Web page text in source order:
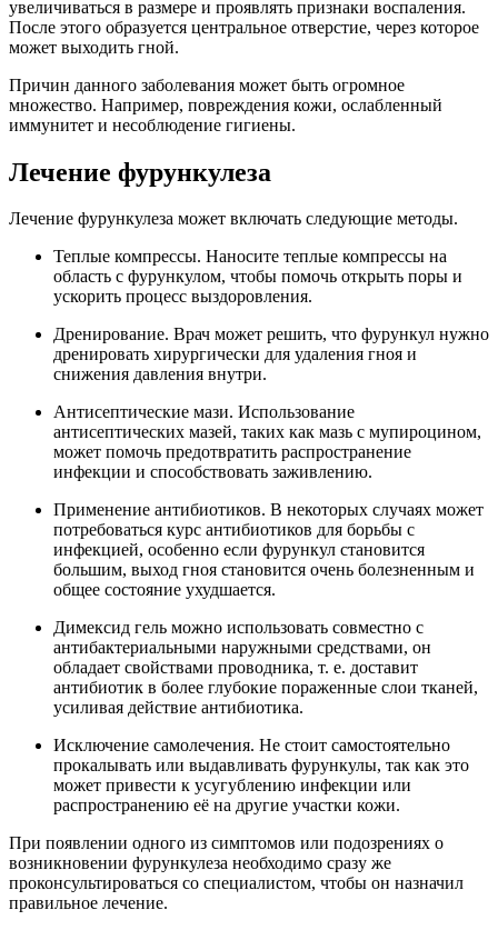
увеличиваться в размере и проявлять признаки воспаления.
После этого образуется центральное отверстие, через которое
может выходить гной.
Причин данного заболевания может быть огромное
множество. Например, повреждения кожи, ослабленный
иммунитет и несоблюдение гигиены.
Лечение фурункулеза
Лечение фурункулеза может включать следующие методы.
Теплые компрессы. Наносите теплые компрессы на
область с фурункулом, чтобы помочь открыть поры и
ускорить процесс выздоровления.
Дренирование. Врач может решить, что фурункул нужно
дренировать хирургически для удаления гноя и
снижения давления внутри.
Антисептические мази. Использование
антисептических мазей, таких как мазь с мупироцином,
может помочь предотвратить распространение
инфекции и способствовать заживлению.
Применение антибиотиков. В некоторых случаях может
потребоваться курс антибиотиков для борьбы с
инфекцией, особенно если фурункул становится
большим, выход гноя становится очень болезненным и
общее состояние ухудшается.
Димексид гель можно использовать совместно с
антибактериальными наружными средствами, он
обладает свойствами проводника, т. е. доставит
антибиотик в более глубокие пораженные слои тканей,
усиливая действие антибиотика.
Исключение самолечения. Не стоит самостоятельно
прокалывать или выдавливать фурункулы, так как это
может привести к усугублению инфекции или
распространению её на другие участки кожи.
При появлении одного из симптомов или подозрениях о
возникновении фурункулеза необходимо сразу же
проконсультироваться со специалистом, чтобы он назначил
правильное лечение.